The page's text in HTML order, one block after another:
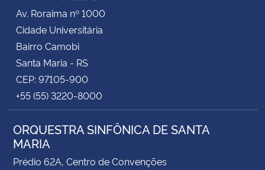
Av. Roraima nº 1000
Cidade Universitária
Bairro Camobi
Santa Maria - RS
CEP: 97105-900
+55 (55) 3220-8000
ORQUESTRA SINFÔNICA DE SANTA
MARIA
Prédio 62A, Centro de Convenções